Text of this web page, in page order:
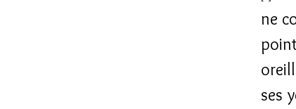
ne
ses